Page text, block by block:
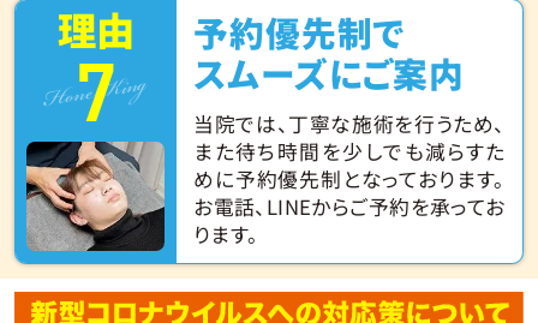
理由
7
Hone King
予約優先制で
スムーズにご案内
当院では、丁寧な施術を行うため、
また待ち時間を少しでも減らすた
めに予約優先制となっております。
お電話、LINEからご予約を承ってお
ります。